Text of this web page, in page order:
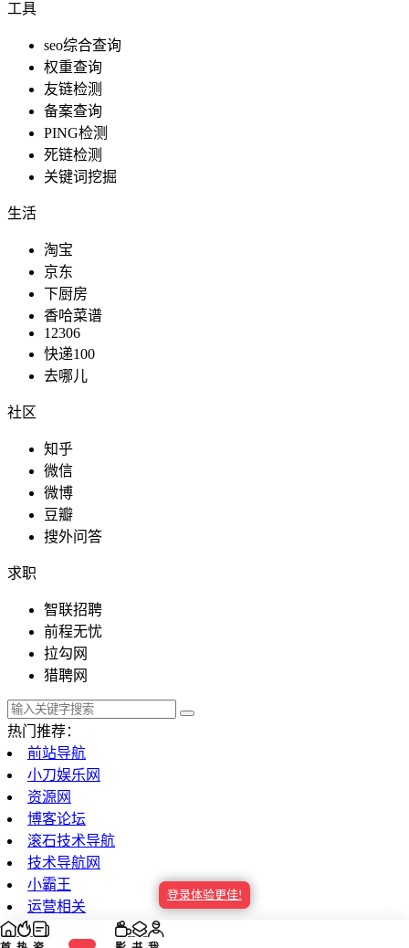
登录体验更佳!
工具
seo综合查询
权重查询
友链检测
备案查询
PING检测
死链检测
关键词挖掘
生活
淘宝
京东
下厨房
香哈菜谱
12306
快递100
去哪儿
社区
知乎
微信
微博
豆瓣
搜外问答
求职
智联招聘
前程无忧
拉勾网
猎聘网
热门推荐：
前站导航
小刀娱乐网
资源网
博客论坛
滚石技术导航
技术导航网
小霸王
运营相关
设计相关